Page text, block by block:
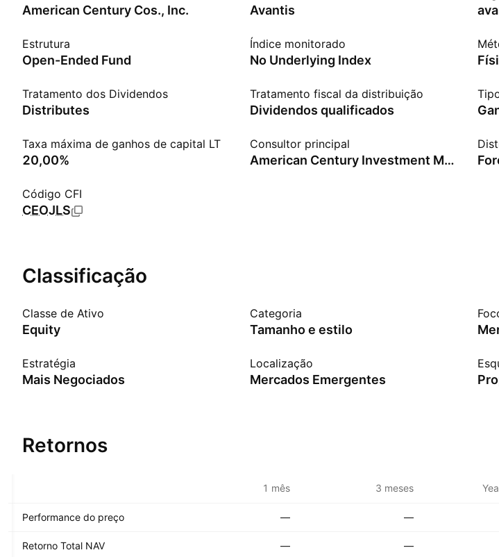
American Century Cos., Inc. Avantis
Estrutura
Open-Ended Fund
Índice monitorado
No Underlying Index
Tratamento dos Dividendos
Distributes
Tratamento fiscal da distribuição
Dividendos qualificados
Taxa máxima de ganhos de capital LT
20,00%
Consultor principal
American Century Investment Management, Inc.
Código CFI
CEOJLS
Classificação
Classe de Ativo
Equity
Categoria
Tamanho e estilo
Estratégia
Mais Negociados
Localização
Mercados Emergentes
Retornos
1 mês 3 meses
Performance do preço — —
Retorno Total NAV — —